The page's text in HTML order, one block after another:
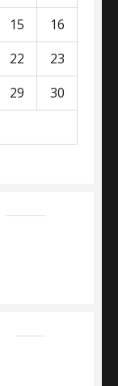
15
16
22
23
29
30